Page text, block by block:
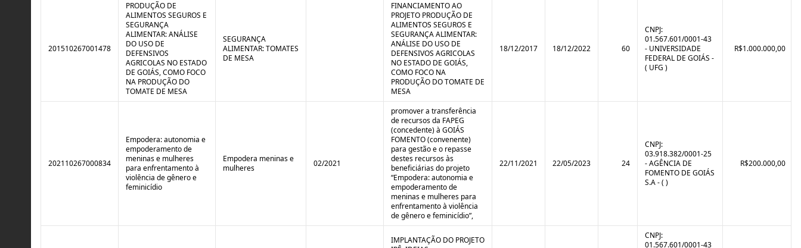
201510267001478
PRODUÇÃO DE
ALIMENTOS SEGUROS E
SEGURANÇA
ALIMENTAR: ANÁLISE
DO USO DE
DEFENSIVOS
AGRICOLAS NO ESTADO
DE GOIÁS, COMO FOCO
NA PRODUÇÃO DO
TOMATE DE MESA
SEGURANÇA
ALIMENTAR: TOMATES
DE MESA
FINANCIAMENTO AO
PROJETO PRODUÇÃO DE
ALIMENTOS SEGUROS E
SEGURANÇA ALIMENTAR:
ANÁLISE DO USO DE
DEFENSIVOS AGRICOLAS
NO ESTADO DE GOIÁS,
COMO FOCO NA
PRODUÇÃO DO TOMATE DE
MESA
18/12/2017 18/12/2022 60
CNPJ:
01.567.601/0001-43
- UNIVERSIDADE
FEDERAL DE GOIÁS -
( UFG )
R$1.000.000,00
202110267000834
Empodera: autonomia e
empoderamento de
meninas e mulheres
para enfrentamento à
violência de gênero e
feminicídio
Empodera meninas e
mulheres
02/2021
promover a transferência
de recursos da FAPEG
(concedente) à GOIÁS
FOMENTO (convenente)
para gestão e o repasse
destes recursos às
beneficiárias do projeto
“Empodera: autonomia e
empoderamento de
meninas e mulheres para
enfrentamento à violência
de gênero e feminicídio”,
22/11/2021 22/05/2023 24
CNPJ:
03.918.382/0001-25
- AGÊNCIA DE
FOMENTO DE GOIÁS
S.A - ( )
R$200.000,00
IMPLANTAÇÃO DO PROJETO
CNPJ:
01.567.601/0001-43